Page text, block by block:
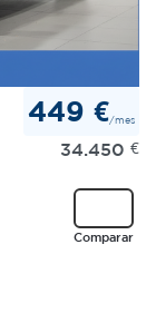
449 €/mes
34.450 €
Comparar